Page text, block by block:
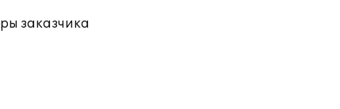
заказчика